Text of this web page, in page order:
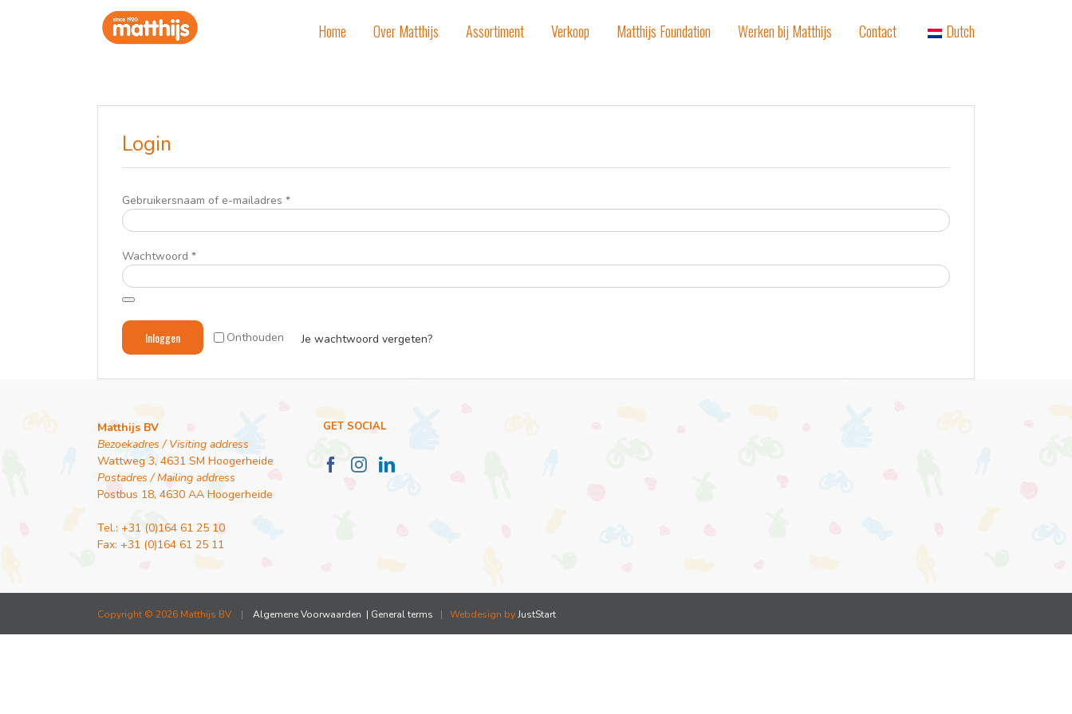
Home Over Matthijs Assortiment Verkoop Matthijs Foundation Werken bij Matthijs Contact Dutch
Login
Gebruikersnaam of e-mailadres *Vereist
Wachtwoord *Vereist
Onthouden
Inloggen Je wachtwoord vergeten?
Matthijs BV
Bezoekadres / Visiting address
Wattweg 3, 4631 SM Hoogerheide
Postadres / Mailing address
Postbus 18, 4630 AA Hoogerheide
Tel.: +31 (0)164 61 25 10
Fax: +31 (0)164 61 25 11
GET SOCIAL
Copyright © 2026 Matthijs BV | Algemene Voorwaarden | General terms | Webdesign byJustStart